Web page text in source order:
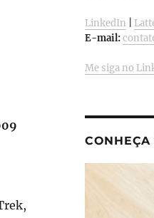
LinkedIn
E-mail:
Me siga no
CONHEÇA